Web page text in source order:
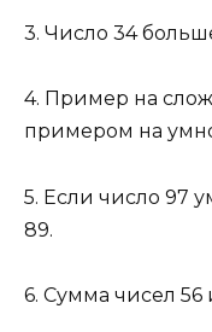
3. Число 34
4. Пример на
примером на
5. Если число 97
89.
6. Сумма чисел 56